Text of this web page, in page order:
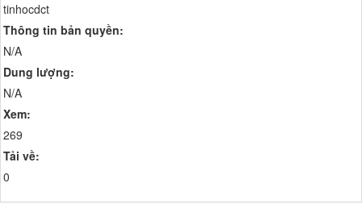
tinhocdct
Thông tin bản quyền:
N/A
Dung lượng:
N/A
Xem:
269
Tải về:
0